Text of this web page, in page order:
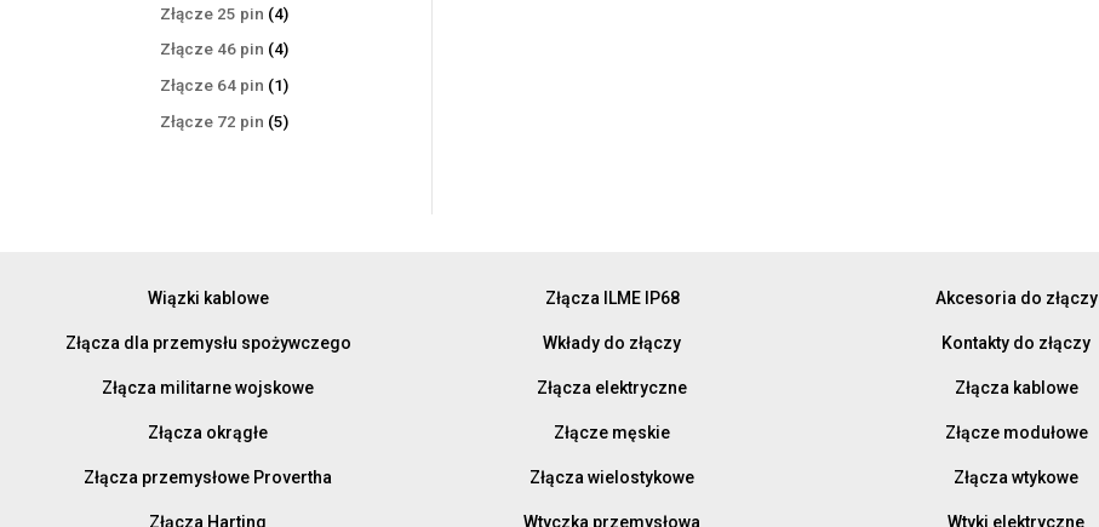
Złącze 25 pin 44
produkty
Złącze 46 pin 44
produkty
Złącze 64 pin 11
produkt
Złącze 72 pin 55
Wiązki kablowe
Złącza dla przemysłu spożywczego
Złącza militarne wojskowe
Złącza okrągłe
Złącza przemysłowe Provertha
Złącza Harting
Złącza ILME IP68
Wkłady do złączy
Złącza elektryczne
Złącze męskie
Złącza wielostykowe
Wtyczka przemysłowa
Akcesoria do złączy
Kontakty do złączy
Złącza kablowe
Złącze modułowe
Złącza wtykowe
Wtyki elektryczne